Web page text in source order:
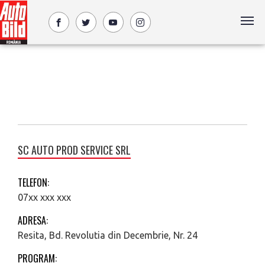
SC AUTO PROD SERVICE SRL
TELEFON:
07xx xxx xxx
ADRESA:
Resita, Bd. Revolutia din Decembrie, Nr. 24
PROGRAM: